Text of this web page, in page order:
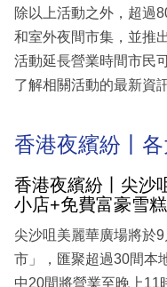
除以上活動之外，超過
和室外夜間市集，並推
活動延長營業時間市民
了解相關活動的最新資訊
香港夜繽紛丨
香港夜繽紛丨尖沙
小店+免費富豪雪
尖沙咀美麗華廣場將於
市」，匯聚超過30間本
中20間將營業至晚上11